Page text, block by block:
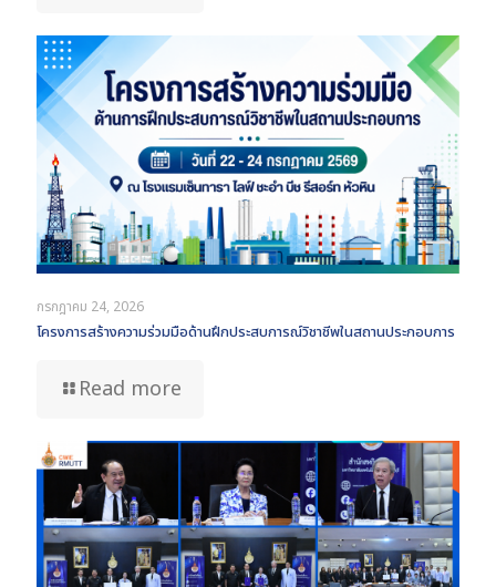
กรกฎาคม 24, 2026
โครงการสร้างความร่วมมือด้านฝึกประสบการณ์วิชาชีพในสถานประกอบการ
Read more